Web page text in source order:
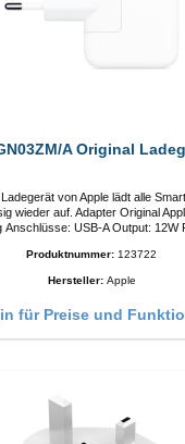
A Original
von Apple lädt alle
Adapter Original Apple Hochwertige
Verarbeitung Anschlüsse: USB-A Output:
Produktnummer: 123722
Hersteller: Apple
für Preise und